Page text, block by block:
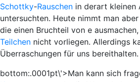
Schottky-Rauschen in derart kleinen
untersuchten. Heute nimmt man
die einen Bruchteil von e
Teilchen nicht vorliegen. Allerdings
Überraschungen für uns bereithalten.
bottom:.0001pt\'>Man kann sich